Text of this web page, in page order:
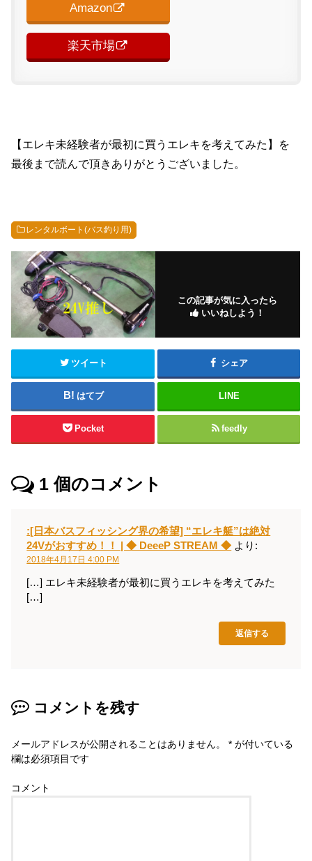
Amazon
楽天市場
【エレキ未経験者が最初に買うエレキを考えてみた】を
最後まで読んで頂きありがとうございました。
レンタルボート(バス釣り用)
この記事が気に入ったら
いいねしよう！
ツイート シェア
はてブ LINE
Pocket feedly
1 個のコメント
:[日本バスフィッシング界の希望] “エレキ艇”は絶対
24Vがおすすめ！！ | ◆ DeeeP STREAM ◆ より:
2018年4月17日 4:00 PM
[…] エレキ未経験者が最初に買うエレキを考えてみた
[…]
返信する
コメントを残す
メールアドレスが公開されることはありません。 * が付いている
欄は必須項目です
コメント